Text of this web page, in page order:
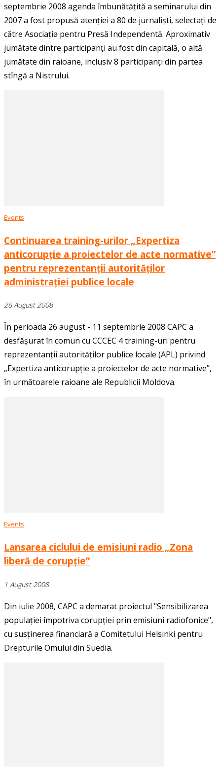
septembrie 2008 agenda îmbunătățită a seminarului din
2007 a fost propusă atenției a 80 de jurnaliști, selectați de
către Asociația pentru Presă Independentă. Aproximativ
jumătate dintre participanți au fost din capitală, o altă
jumătate din raioane, inclusiv 8 participanți din partea
stîngă a Nistrului.
Events
Continuarea training-urilor „Expertiza
anticorupție a proiectelor de acte normative”
pentru reprezentanții autorităților
administrației publice locale
26 August 2008
În perioada 26 august - 11 septembrie 2008 CAPC a
desfășurat în comun cu CCCEC 4 training-uri pentru
reprezentanții autorităților publice locale (APL) privind
„Expertiza anticorupție a proiectelor de acte normative”,
în următoarele raioane ale Republicii Moldova.
Events
Lansarea ciclului de emisiuni radio „Zona
liberă de corupție”
1 August 2008
Din iulie 2008, CAPC a demarat proiectul "Sensibilizarea
populației împotriva corupției prin emisiuni radiofonice",
cu susținerea financiară a Comitetului Helsinki pentru
Drepturile Omului din Suedia.